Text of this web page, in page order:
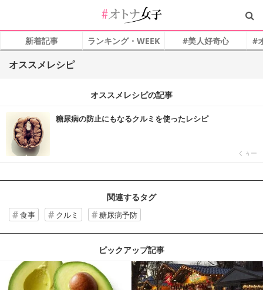
新着記事 ランキング・WEEK #美人好奇心 #
オススメレシピ
オススメレシピの記事
糖尿病の防止にもなるクルミを使ったレシピ
くぅー
関連するタグ
食事 クルミ 糖尿病予防
ピックアップ記事